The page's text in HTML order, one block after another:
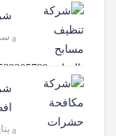
يناير